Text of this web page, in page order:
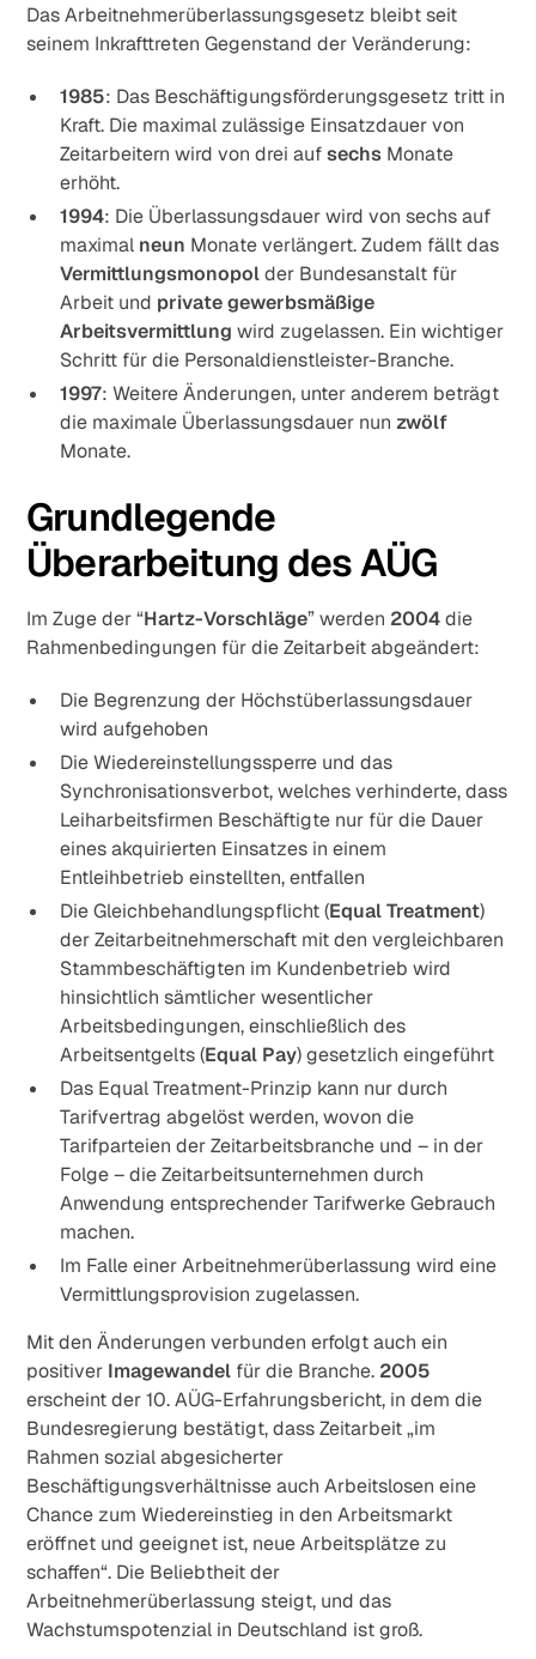
Das Arbeitnehmerüberlassungsgesetz bleibt seit
seinem Inkrafttreten Gegenstand der Veränderung:
1985: Das Beschäftigungsförderungsgesetz tritt in
Kraft. Die maximal zulässige Einsatzdauervon
Zeitarbeitern wird von drei aufsechs Monate
erhöht.
1994: Die Überlassungsdauer wird von sechs auf
maximal neun Monate verlängert. Zudem fällt das
Vermittlungsmonopolder Bundesanstalt für
Arbeit und private gewerbsmäßige
Arbeitsvermittlung wird zugelassen. Ein wichtiger
Schritt für die Personaldienstleister-Branche.
1997: Weitere Änderungen, unter anderem beträgt
die maximale Überlassungsdauer nun zwölf
Monate.
Grundlegende
Überarbeitung des AÜG
Im Zuge der “Hartz-Vorschläge” werden 2004die
Rahmenbedingungen für die Zeitarbeit abgeändert:
Die Begrenzung der Höchstüberlassungsdauer
wird aufgehoben
Die Wiedereinstellungssperre und das
Synchronisationsverbot, welches verhinderte, dass
Leiharbeitsfirmen Beschäftigte nur für die Dauer
eines akquirierten Einsatzes in einem
Entleihbetrieb einstellten, entfallen
Die Gleichbehandlungspflicht (Equal Treatment)
der Zeitarbeitnehmerschaft mit den vergleichbaren
Stammbeschäftigten im Kundenbetrieb wird
hinsichtlich sämtlicher wesentlicher
Arbeitsbedingungen, einschließlich des
Arbeitsentgelts (Equal Pay) gesetzlich eingeführt
Das Equal Treatment-Prinzip kann nur durch
Tarifvertrag abgelöst werden, wovon die
Tarifparteien der Zeitarbeitsbranche und – in der
Folge – die Zeitarbeitsunternehmen durch
Anwendung entsprechender Tarifwerke Gebrauch
machen.
Im Falle einer Arbeitnehmerüberlassung wird eine
Vermittlungsprovision zugelassen.
Mit den Änderungen verbunden erfolgt auch ein
positiver Imagewandel für die Branche. 2005
erscheint der 10. AÜG-Erfahrungsbericht, in dem die
Bundesregierung bestätigt, dass Zeitarbeit „im
Rahmen sozial abgesicherter
Beschäftigungsverhältnisse auch Arbeitslosen eine
Chance zum Wiedereinstieg in den Arbeitsmarkt
eröffnet und geeignet ist, neue Arbeitsplätze zu
schaffen“. Die Beliebtheit der
Arbeitnehmerüberlassung steigt, und das
Wachstumspotenzial in Deutschland ist groß.